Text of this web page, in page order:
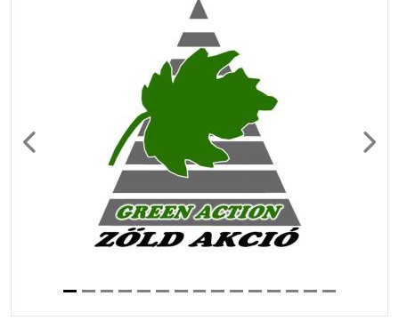
Previous Next